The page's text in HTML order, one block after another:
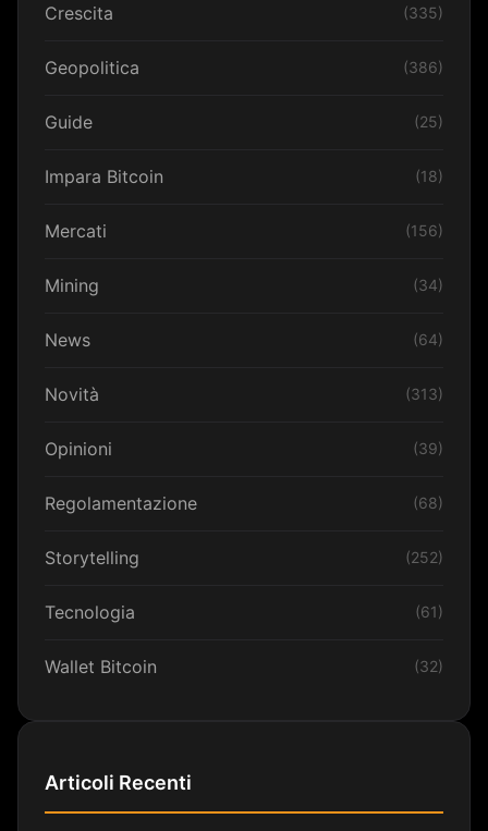
Crescita (335)
Geopolitica (386)
Guide (25)
Impara Bitcoin (18)
Mercati (156)
Mining (34)
News (64)
Novità (313)
Opinioni (39)
Regolamentazione (68)
Storytelling (252)
Tecnologia (61)
Wallet Bitcoin (32)
Articoli Recenti